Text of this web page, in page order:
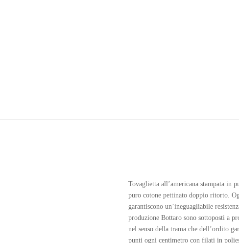
Tovaglietta all’americana stampata in
puro cotone pettinato doppio ritorto.
garantiscono un’ineguagliabile
produzione Bottaro sono sottoposti a
nel senso della trama che dell’ordito
punti ogni centimetro con filati in